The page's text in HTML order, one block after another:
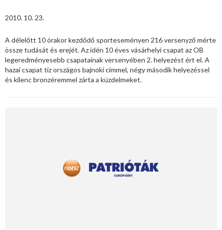
2010. 10. 23.
A délelőtt 10 órakor kezdődő sporteseményen 216 versenyző mérte
össze tudását és erejét. Az idén 10 éves vásárhelyi csapat az OB
legeredményesebb csapatainak versenyében 2. helyezést ért el. A
hazai csapat tíz országos bajnoki címmel, négy második helyezéssel
és kilenc bronzéremmel zárta a küzdelmeket.